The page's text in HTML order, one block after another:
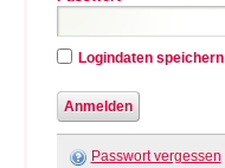
Logindaten speichern
Passwort vergessen